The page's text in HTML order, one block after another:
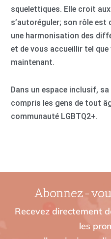
squelettiques. Elle croit
s’autoréguler; son rôle est
une harmonisation des
et de vous accueillir tel
maintenant.
Dans un espace inclusif,
compris les gens de tout
communauté LGBTQ2+.
Abonnez-
Recevez directement
les